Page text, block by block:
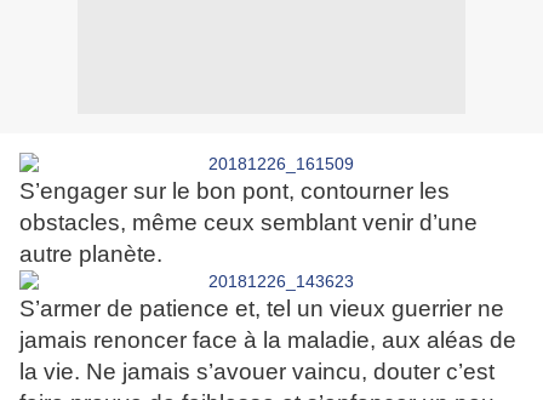
S’engager sur le bon pont, contourner les
obstacles, même ceux semblant venir d’une
autre planète.
S’armer de patience et, tel un vieux guerrier ne
jamais renoncer face à la maladie, aux aléas de
la vie. Ne jamais s’avouer vaincu, douter c’est